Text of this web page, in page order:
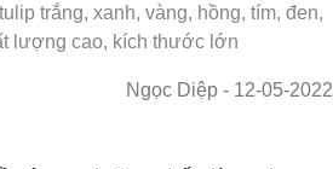
trắng, xanh, vàng, hồng, tím, đen,
lượng cao, kích thước lớn
Ngọc Diệp - 12-05-2022